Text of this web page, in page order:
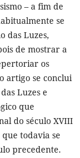
– a fim de
se
das Luzes,
de mostrar a
os
artigo se conclui
Luzes e
que
do século XVIII
todavia se
precedente.